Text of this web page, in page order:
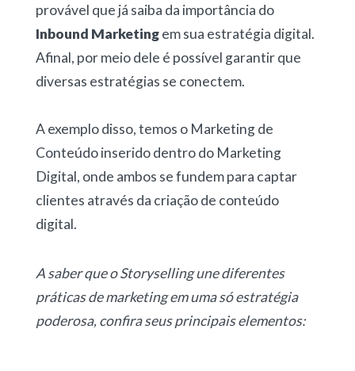
provável que já saiba da importância do
Inbound Marketingem sua estratégia digital.
Afinal, por meio dele é possível garantir que
diversas estratégias se conectem.
A exemplo disso, temos o Marketing de
Conteúdo inserido dentro do Marketing
Digital, onde ambos se fundem para captar
clientes através da criação de conteúdo
digital.
A saber que o Storyselling une diferentes
práticas de marketing em uma só estratégia
poderosa, confira seus principais elementos: